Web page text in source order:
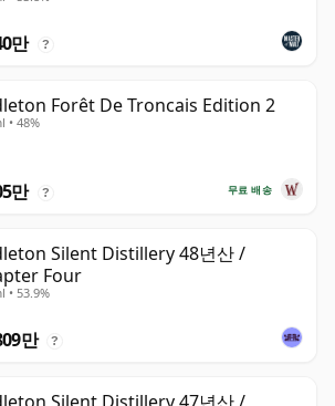
만 ?
Forêt De Troncais Edition 2
• 48%
무료 배송
만 ?
Silent Distillery 48년산 /
Four
• 53.9%
만 ?